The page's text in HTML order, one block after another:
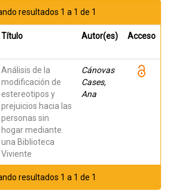
resultados 1 a 1 de 1
Título Autor(es) Acceso
Análisis de la
modificación de
estereotipos y
prejuicios hacia las
personas sin
hogar mediante
una Biblioteca
Viviente
Cánovas
Cases,
Ana
resultados 1 a 1 de 1